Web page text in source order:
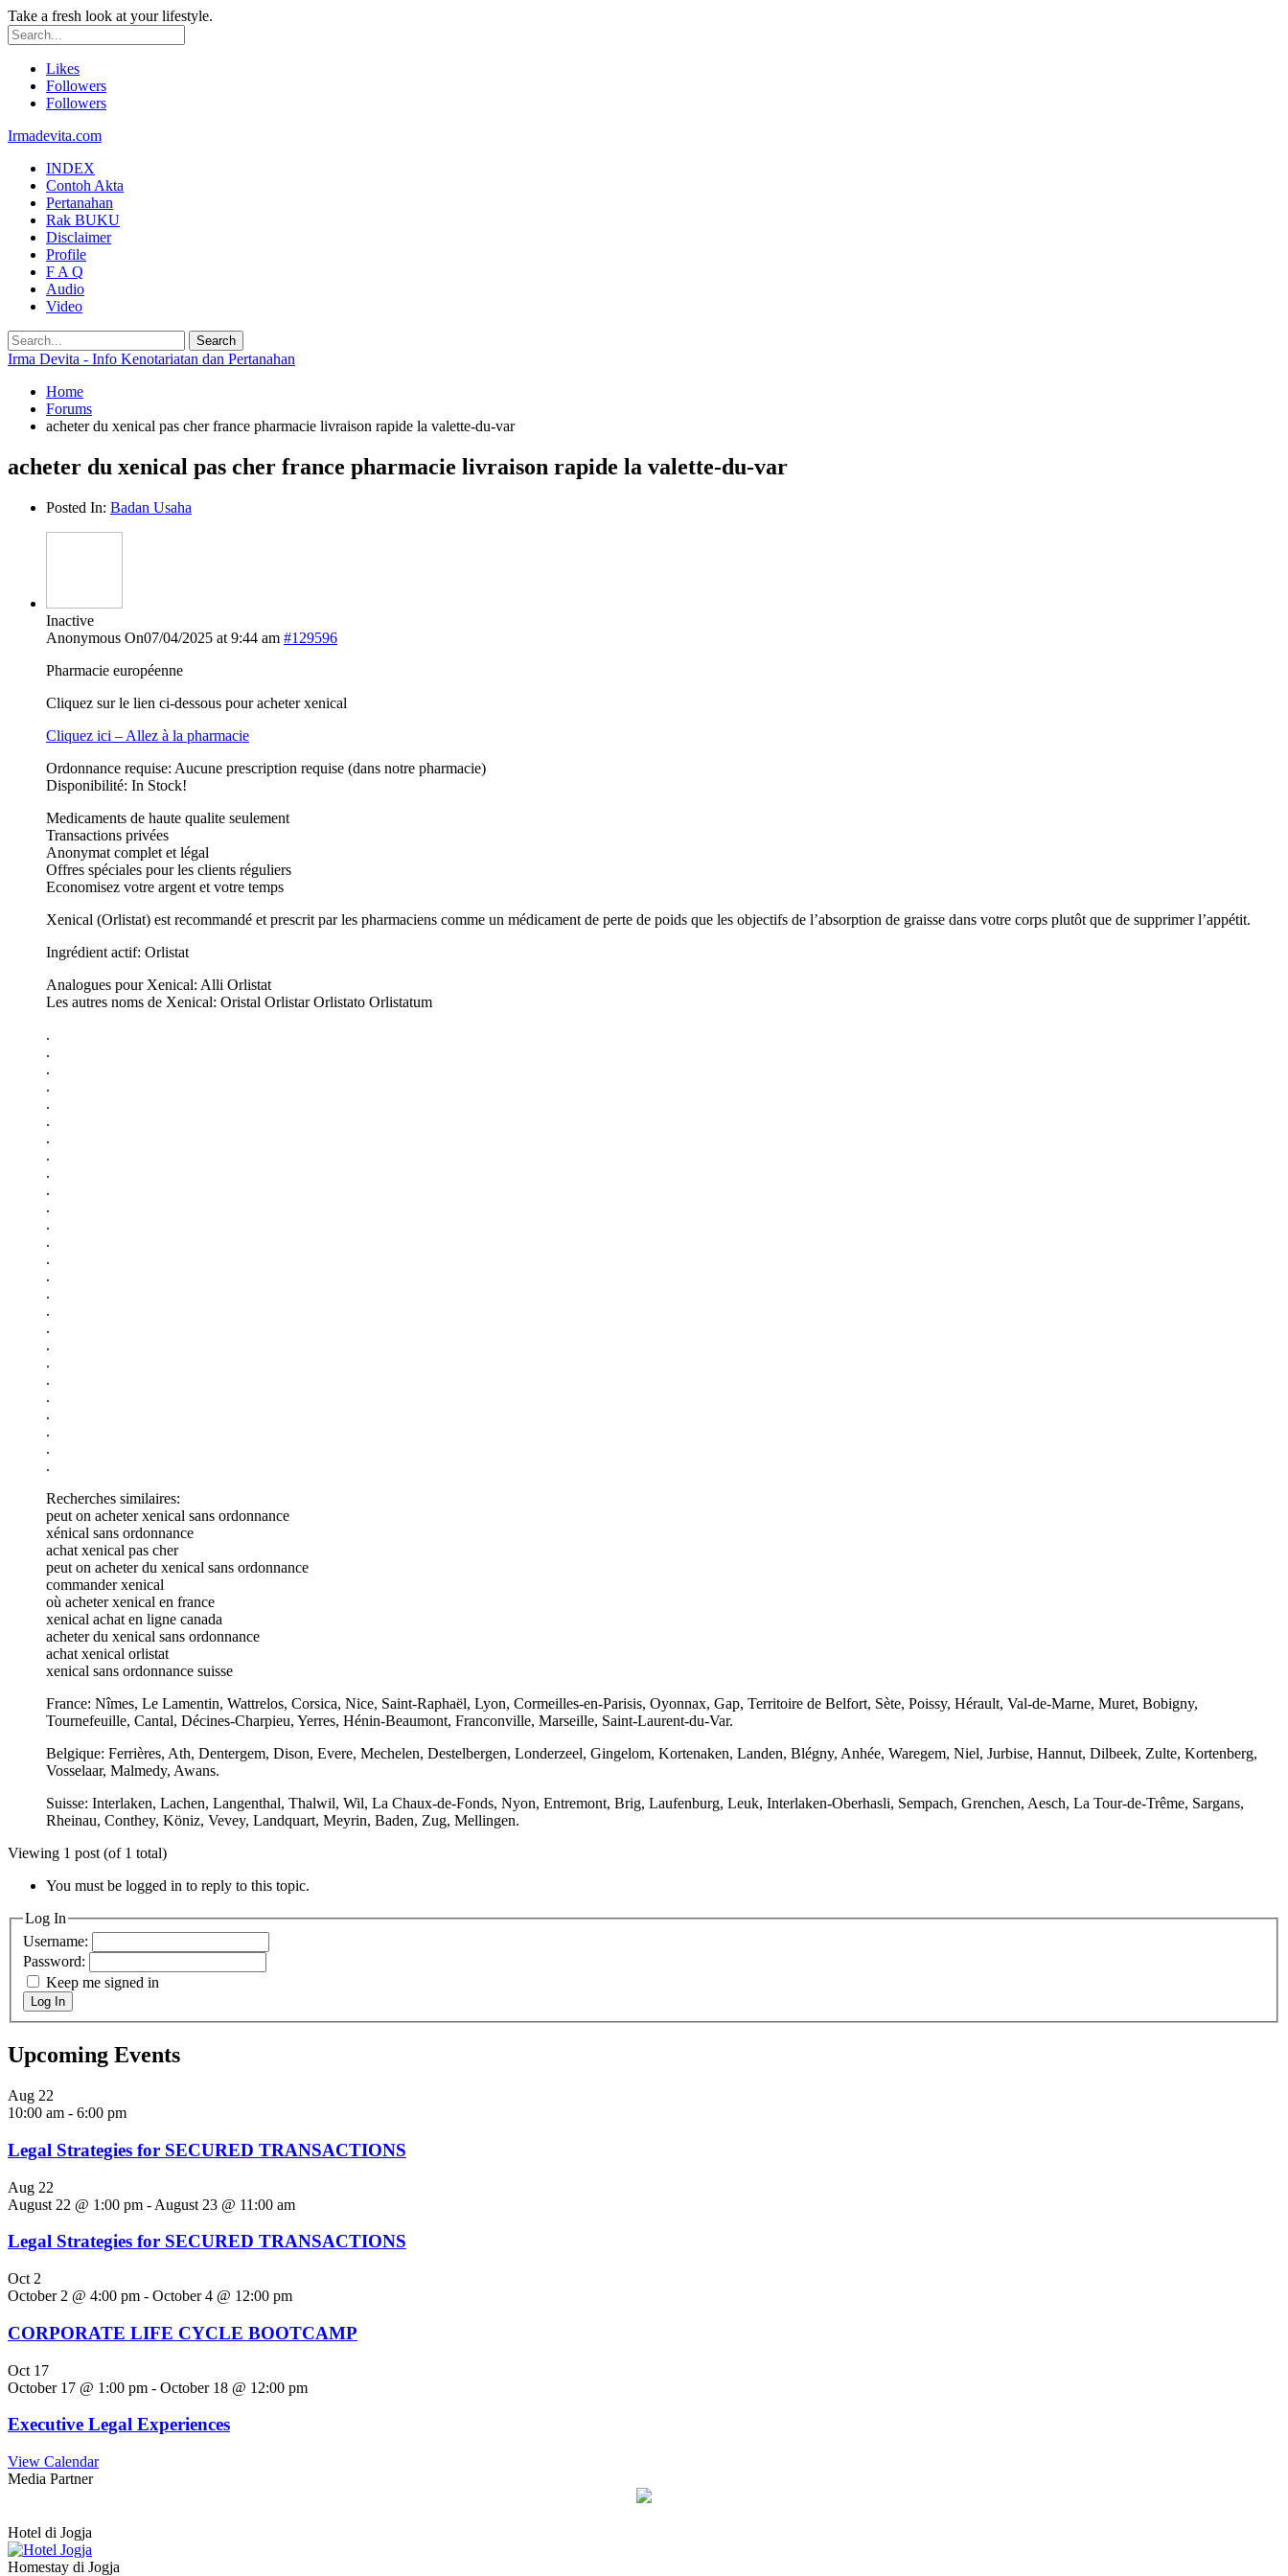
Take a fresh look at your lifestyle.
Likes
Followers
Followers
Irmadevita.com
INDEX
Contoh Akta
Pertanahan
Rak BUKU
Disclaimer
Profile
F A Q
Audio
Video
Irma Devita - Info Kenotariatan dan Pertanahan
Home
Forums
acheter du xenical pas cher france pharmacie livraison rapide la valette-du-var
acheter du xenical pas cher france pharmacie livraison rapide la valette-du-var
Posted In: Badan Usaha
Inactive
Anonymous On07/04/2025 at 9:44 am #129596
Pharmacie européenne
Cliquez sur le lien ci-dessous pour acheter xenical
Cliquez ici – Allez à la pharmacie
Ordonnance requise: Aucune prescription requise (dans notre pharmacie)
Disponibilité: In Stock!
Medicaments de haute qualite seulement
Transactions privées
Anonymat complet et légal
Offres spéciales pour les clients réguliers
Economisez votre argent et votre temps
Xenical (Orlistat) est recommandé et prescrit par les pharmaciens comme un médicament de perte de poids que les objectifs de l’absorption de graisse dans votre corps plutôt que de supprimer l’appétit.
Ingrédient actif: Orlistat
Analogues pour Xenical: Alli Orlistat
Les autres noms de Xenical: Oristal Orlistar Orlistato Orlistatum
.
.
.
.
.
.
.
.
.
.
.
.
.
.
.
.
.
.
.
.
.
.
.
.
.
.
Recherches similaires:
peut on acheter xenical sans ordonnance
xénical sans ordonnance
achat xenical pas cher
peut on acheter du xenical sans ordonnance
commander xenical
où acheter xenical en france
xenical achat en ligne canada
acheter du xenical sans ordonnance
achat xenical orlistat
xenical sans ordonnance suisse
France: Nîmes, Le Lamentin, Wattrelos, Corsica, Nice, Saint-Raphaël, Lyon, Cormeilles-en-Parisis, Oyonnax, Gap, Territoire de Belfort, Sète, Poissy, Hérault, Val-de-Marne, Muret, Bobigny,
Tournefeuille, Cantal, Décines-Charpieu, Yerres, Hénin-Beaumont, Franconville, Marseille, Saint-Laurent-du-Var.
Belgique: Ferrières, Ath, Dentergem, Dison, Evere, Mechelen, Destelbergen, Londerzeel, Gingelom, Kortenaken, Landen, Blégny, Anhée, Waregem, Niel, Jurbise, Hannut, Dilbeek, Zulte, Kortenberg,
Vosselaar, Malmedy, Awans.
Suisse: Interlaken, Lachen, Langenthal, Thalwil, Wil, La Chaux-de-Fonds, Nyon, Entremont, Brig, Laufenburg, Leuk, Interlaken-Oberhasli, Sempach, Grenchen, Aesch, La Tour-de-Trême, Sargans,
Rheinau, Conthey, Köniz, Vevey, Landquart, Meyrin, Baden, Zug, Mellingen.
Viewing 1 post (of 1 total)
You must be logged in to reply to this topic.
Log In
Username:
Password:
Keep me signed in
Log In
Upcoming Events
Aug 22
10:00 am - 6:00 pm
Legal Strategies for SECURED TRANSACTIONS
Aug 22
August 22 @ 1:00 pm - August 23 @ 11:00 am
Legal Strategies for SECURED TRANSACTIONS
Oct 2
October 2 @ 4:00 pm - October 4 @ 12:00 pm
CORPORATE LIFE CYCLE BOOTCAMP
Oct 17
October 17 @ 1:00 pm - October 18 @ 12:00 pm
Executive Legal Experiences
View Calendar
Media Partner
Hotel di Jogja
Homestay di Jogja